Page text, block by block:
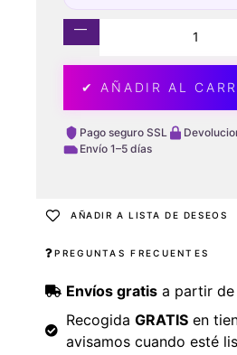
✔ AÑADIR AL
Pago seguro SSL
Envío 1–5 días
AÑADIR A LISTA DE DESEOS
PREGUNTAS FRECUENTES
Envíos gratisa partir de
Recogida GRATISen
avisamos cuando esté